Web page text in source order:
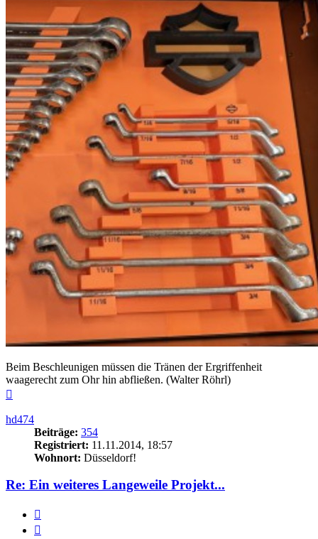
Beim Beschleunigen müssen die Tränen der Ergriffenheit
waagerecht zum Ohr hin abfließen. (Walter Röhrl)
hd474
Beiträge: 354
Registriert: 11.11.2014, 18:57
Wohnort: Düsseldorf!
Re: Ein weiteres Langeweile Projekt...